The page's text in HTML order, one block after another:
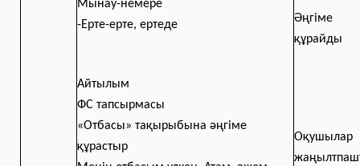
Мынау-немере
-Ерте-ерте, ертеде
Айтылым
ФС тапсырмасы
«Отбасы» тақырыбына әңгіме
құрастыр
Әңгіме
құрайды
Оқушылар